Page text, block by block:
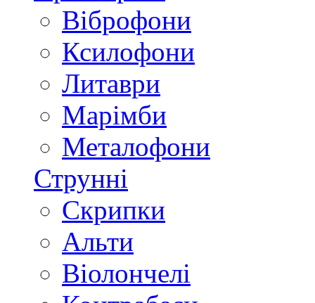
Віброфони
Ксилофони
Литаври
Марімби
Металофони
Струнні
Скрипки
Альти
Віолончелі